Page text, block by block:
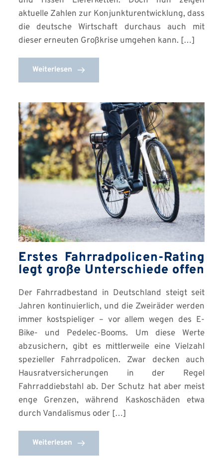
aktuelle Zahlen zur Konjunkturentwicklung, dass
die deutsche Wirtschaft durchaus auch mit
dieser erneuten Großkrise umgehen kann. […]
Weiterlesen
Erstes Fahrradpolicen-Rating
legt große Unterschiede offen
Der Fahrradbestand in Deutschland steigt seit
Jahren kontinuierlich, und die Zweiräder werden
immer kostspieliger – vor allem wegen des E-
Bike- und Pedelec-Booms. Um diese Werte
abzusichern, gibt es mittlerweile eine Vielzahl
spezieller Fahrradpolicen. Zwar decken auch
Hausratversicherungen in der Regel
Fahrraddiebstahl ab. Der Schutz hat aber meist
enge Grenzen, während Kaskoschäden etwa
durch Vandalismus oder […]
Weiterlesen